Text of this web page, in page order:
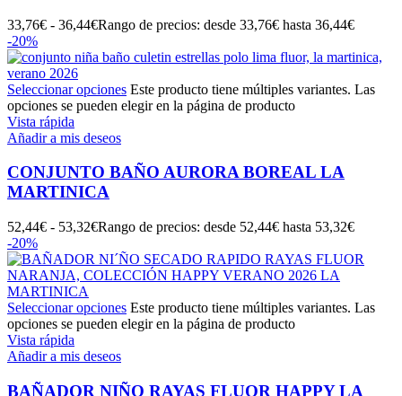
33,76€ - 36,44€Rango de precios: desde 33,76€ hasta 36,44€
-20%
Seleccionar opciones Este producto tiene múltiples variantes. Las
opciones se pueden elegir en la página de producto
Vista rápida
Añadir a mis deseos
CONJUNTO BAÑO AURORA BOREAL LA
MARTINICA
52,44€ - 53,32€Rango de precios: desde 52,44€ hasta 53,32€
-20%
Seleccionar opciones Este producto tiene múltiples variantes. Las
opciones se pueden elegir en la página de producto
Vista rápida
Añadir a mis deseos
BAÑADOR NIÑO RAYAS FLUOR HAPPY LA